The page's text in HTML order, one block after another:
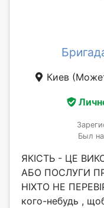
Киев
Был
ЯКІСТЬ - ЦЕ
АБО ПОСЛУГИ
НІХТО НЕ
кого-небудь ,